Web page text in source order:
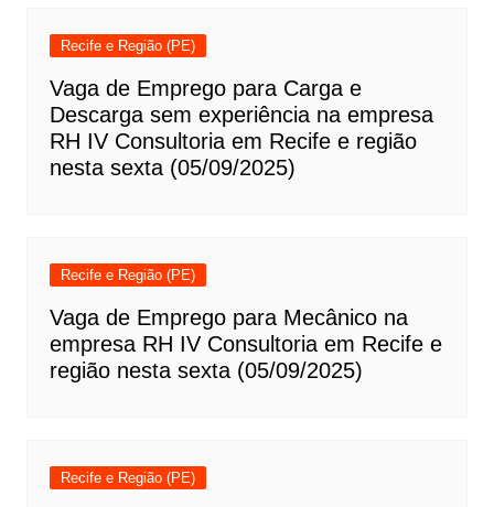
Recife e Região (PE)
Vaga de Emprego para Carga e
Descarga sem experiência na empresa
RH IV Consultoria em Recife e região
nesta sexta (05/09/2025)
Recife e Região (PE)
Vaga de Emprego para Mecânico na
empresa RH IV Consultoria em Recife e
região nesta sexta (05/09/2025)
Recife e Região (PE)